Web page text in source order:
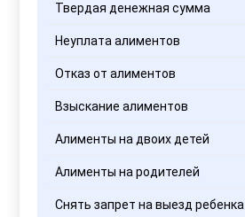
Твердая денежная сумма
Неуплата алиментов
Отказ от алиментов
Взыскание алиментов
Алименты на двоих детей
Алименты на родителей
Снять запрет на выезд ребенка